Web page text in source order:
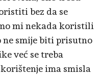
bez da se
mi nekada koristili
ne smije biti prisutno
već se treba
ima smisla